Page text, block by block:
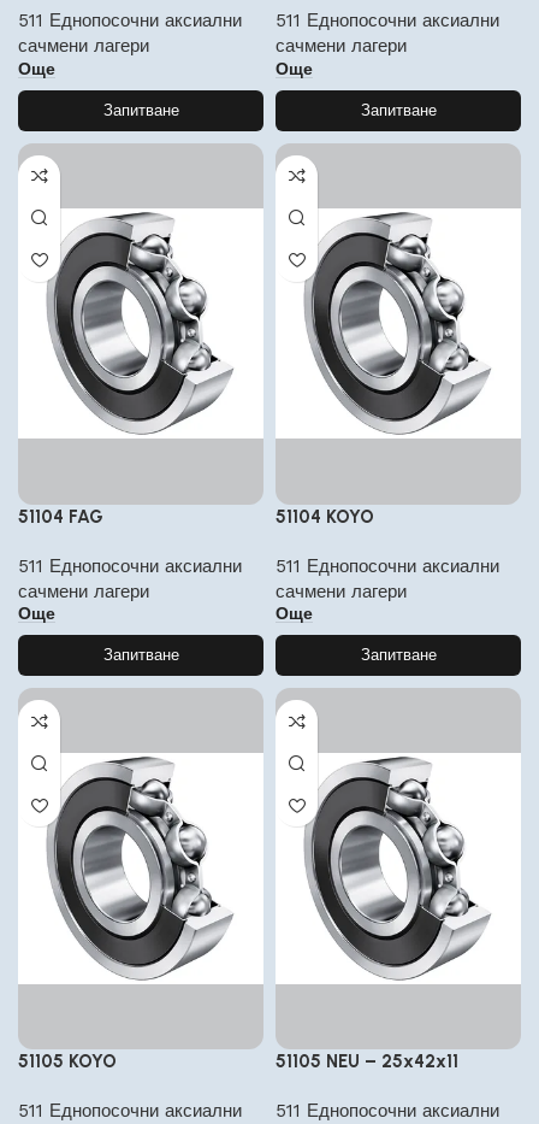
511 Еднопосочни аксиални
сачмени лагери
Още
Запитване
511 Еднопосочни аксиални
сачмени лагери
Още
Запитване
51104 FAG
511 Еднопосочни аксиални
сачмени лагери
Още
Запитване
51104 KOYO
511 Еднопосочни аксиални
сачмени лагери
Още
Запитване
51105 KOYO
511 Еднопосочни аксиални
51105 NEU – 25x42x11
511 Еднопосочни аксиални